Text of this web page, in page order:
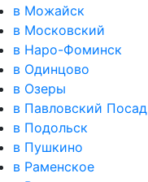
в Можайск
в Московский
в Наро-Фоминск
в Одинцово
в Озеры
в Павловский Посад
в Подольск
в Пушкино
в Раменское